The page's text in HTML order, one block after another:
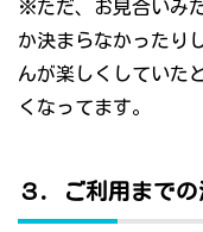
※ただ、お見合いみ
か決まらなかったり
んが楽しくしていた
くなってます。
３．ご利用まで